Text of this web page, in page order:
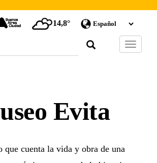
14,8°
Barra
de
Evita
que cuenta la vida y obra de una